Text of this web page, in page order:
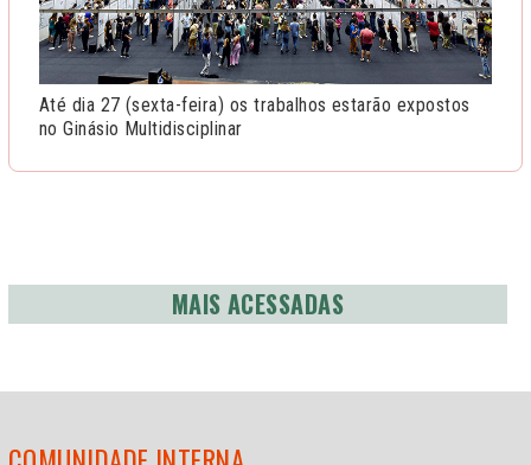
Até dia 27 (sexta-feira) os trabalhos estarão expostos
no Ginásio Multidisciplinar
MAIS ACESSADAS